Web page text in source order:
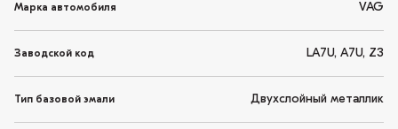
Марка автомобиля VAG
Заводской код LA7U, A7U, Z3
Тип базовой эмали Двухслойный металлик